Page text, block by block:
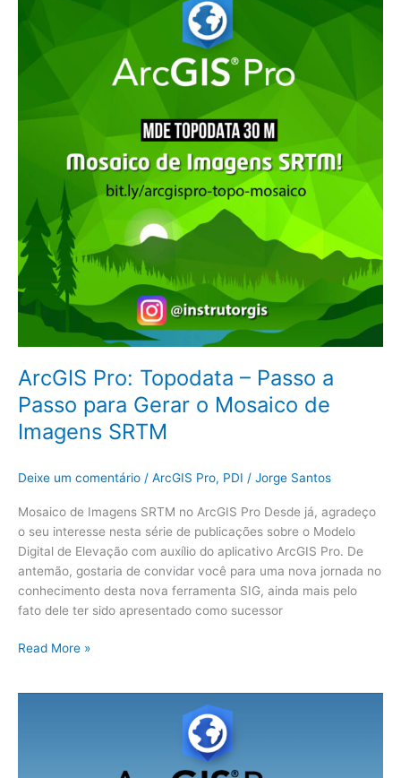
ArcGIS Pro: Topodata – Passo a
Passo para Gerar o Mosaico de
Imagens SRTM
Deixe um comentário / ArcGIS Pro, PDI / Jorge Santos
Mosaico de Imagens SRTM no ArcGIS Pro Desde já, agradeço
o seu interesse nesta série de publicações sobre o Modelo
Digital de Elevação com auxílio do aplicativo ArcGIS Pro. De
antemão, gostaria de convidar você para uma nova jornada no
conhecimento desta nova ferramenta SIG, ainda mais pelo
fato dele ter sido apresentado como sucessor
Mosaico
Imagens
SRTM
Read More »